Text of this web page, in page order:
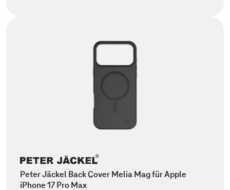
Peter Jäckel Back Cover Melia Mag für Apple
iPhone 17 Pro Max